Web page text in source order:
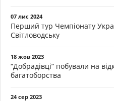
07 лис 2024
Перший тур Чемпіонату
Світловодську
18 жов 2023
“Добрадівці” побували на
багатоборства
24 сер 2023